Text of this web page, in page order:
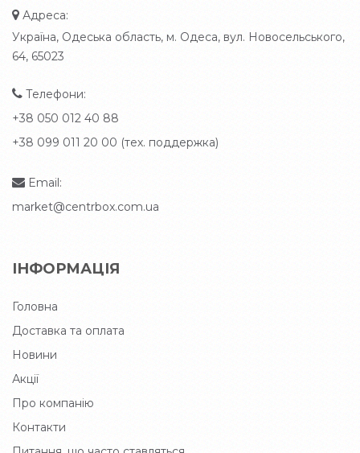
Адреса:
Україна, Одеська область, м. Одеса, вул. Новосельського,
64, 65023
Телефони:
+38 050 012 40 88
+38 099 011 20 00 (тех. поддержка)
Email:
market@centrbox.com.ua
ІНФОРМАЦІЯ
Головна
Доставка та оплата
Новини
Акції
Про компанію
Контакти